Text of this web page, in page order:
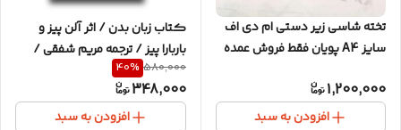
تخته شاسی زیر دستی ام دی اف
سایز A4 پویان فقط فروش عمده
1,200,000
افزودن به سبد
کتاب زبان بدن / اثر آلن پیز و
باربارا پیز / ترجمه مریم شفقی /
انتشارات خلاق / متن کامل و
ترجمه روان
580,000
40%
348,000
افزودن به سبد